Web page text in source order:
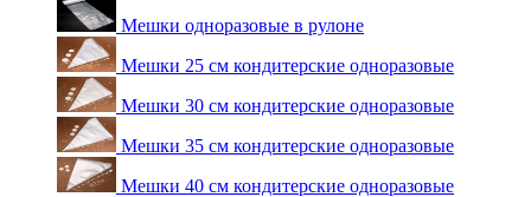
Мешки одноразовые в рулоне
Мешки 25 см кондитерские одноразовые
Мешки 30 см кондитерские одноразовые
Мешки 35 см кондитерские одноразовые
Мешки 40 см кондитерские одноразовые